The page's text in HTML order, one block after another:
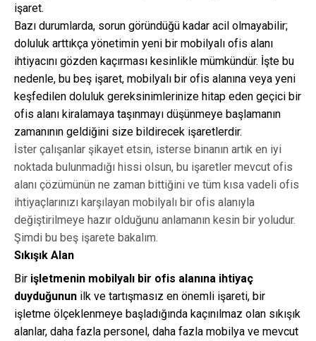
işaret.
Bazı durumlarda, sorun göründüğü kadar acil olmayabilir;
doluluk arttıkça yönetimin yeni bir mobilyalı ofis alanı
ihtiyacını gözden kaçırması kesinlikle mümkündür. İşte bu
nedenle, bu beş işaret, mobilyalı bir ofis alanına veya yeni
keşfedilen doluluk gereksinimlerinize hitap eden geçici bir
ofis alanı kiralamaya taşınmayı düşünmeye başlamanın
zamanının geldiğini size bildirecek işaretlerdir.
İster çalışanlar şikayet etsin, isterse binanın artık en iyi
noktada bulunmadığı hissi olsun, bu işaretler mevcut ofis
alanı çözümünün ne zaman bittiğini ve tüm kısa vadeli ofis
ihtiyaçlarınızı karşılayan mobilyalı bir ofis alanıyla
değiştirilmeye hazır olduğunu anlamanın kesin bir yoludur.
Şimdi bu beş işarete bakalım.
Sıkışık Alan
Bir işletmenin mobilyalı bir ofis alanına ihtiyaç
duyduğunun ilk ve tartışmasız en önemli işareti, bir
işletme ölçeklenmeye başladığında kaçınılmaz olan sıkışık
alanlar, daha fazla personel, daha fazla mobilya ve mevcut